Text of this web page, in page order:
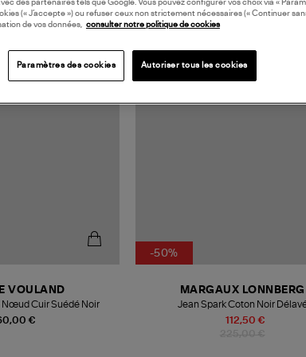
€
VOULAND
Cuir Suédé Noir
-50%
112,50 €
MARGAUX LONNBERG
Jean Spark Coton Noir
des partenaires tels que Google. Vous pouvez configurer vos choix via «
(« J’accepte ») ou refuser ceux non strictement nécessaires (« Continuer
de vos données, consulter notre politique de cookies
Paramètres des cookies Autoriser tous les cookies